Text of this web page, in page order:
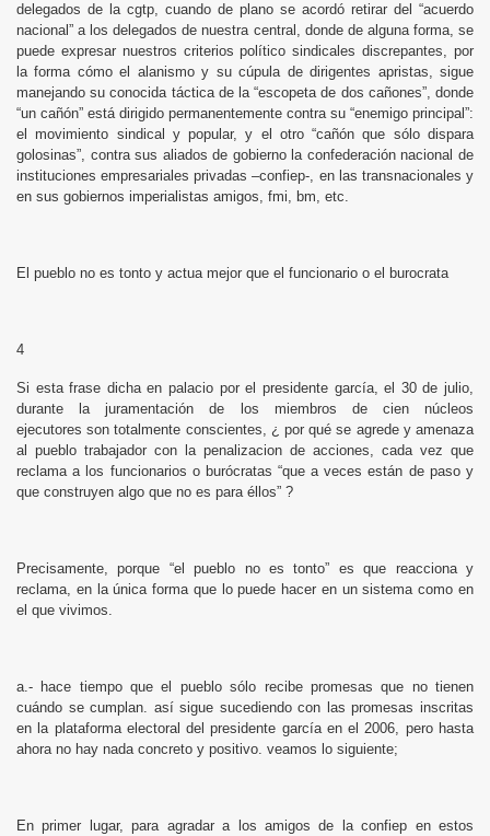
delegados de la cgtp, cuando de plano se acordó retirar del “acuerdo
nacional” a los delegados de nuestra central, donde de alguna forma, se
puede expresar nuestros criterios político sindicales discrepantes, por
la forma cómo el alanismo y su cúpula de dirigentes apristas, sigue
manejando su conocida táctica de la “escopeta de dos cañones”, donde
“un cañón” está dirigido permanentemente contra su “enemigo principal”:
el movimiento sindical y popular, y el otro “cañón que sólo dispara
golosinas”, contra sus aliados de gobierno la confederación nacional de
instituciones empresariales privadas –confiep-, en las transnacionales y
en sus gobiernos imperialistas amigos, fmi, bm, etc.
El pueblo no es tonto y actua mejor que el funcionario o el burocrata
4
Si esta frase dicha en palacio por el presidente garcía, el 30 de julio,
durante la juramentación de los miembros de cien núcleos
ejecutores son totalmente conscientes, ¿ por qué se agrede y amenaza
al pueblo trabajador con la penalizacion de acciones, cada vez que
reclama a los funcionarios o burócratas “que a veces están de paso y
que construyen algo que no es para éllos” ?
Precisamente, porque “el pueblo no es tonto” es que reacciona y
reclama, en la única forma que lo puede hacer en un sistema como en
el que vivimos.
a.- hace tiempo que el pueblo sólo recibe promesas que no tienen
cuándo se cumplan. así sigue sucediendo con las promesas inscritas
en la plataforma electoral del presidente garcía en el 2006, pero hasta
ahora no hay nada concreto y positivo. veamos lo siguiente;
En primer lugar, para agradar a los amigos de la confiep en estos